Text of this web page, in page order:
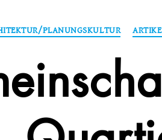
PLANUNGSKULTUR